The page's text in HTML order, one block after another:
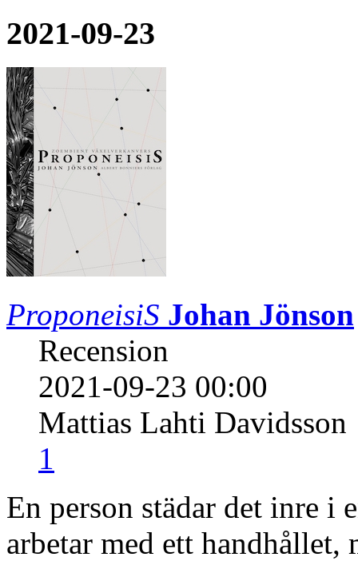
2021-09-23
ProponeisiS Johan Jönson
Recension
2021-09-23 00:00
Mattias Lahti Davidsson
1
En person städar det inre i
arbetar med ett